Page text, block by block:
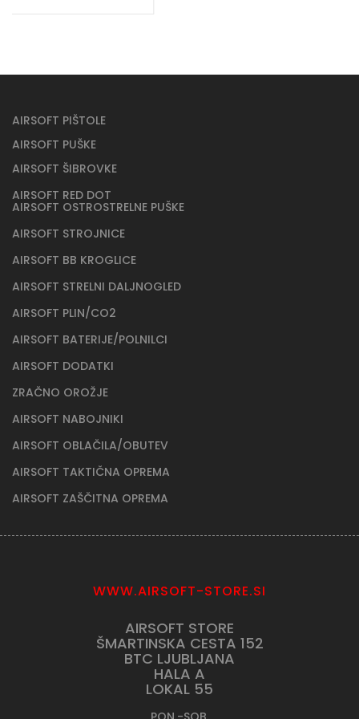
AIRSOFT PIŠTOLE
AIRSOFT PUŠKE
AIRSOFT ŠIBROVKE
AIRSOFT RED DOT
AIRSOFT OSTROSTRELNE PUŠKE
AIRSOFT STROJNICE
AIRSOFT BB KROGLICE
AIRSOFT STRELNI DALJNOGLED
AIRSOFT PLIN/CO2
AIRSOFT BATERIJE/POLNILCI
AIRSOFT DODATKI
ZRAČNO OROŽJE
AIRSOFT NABOJNIKI
AIRSOFT OBLAČILA/OBUTEV
AIRSOFT TAKTIČNA OPREMA
AIRSOFT ZAŠČITNA OPREMA
WWW.AIRSOFT-STORE.SI
AIRSOFT STORE
ŠMARTINSKA CESTA 152
BTC LJUBLJANA
HALA A
LOKAL 55